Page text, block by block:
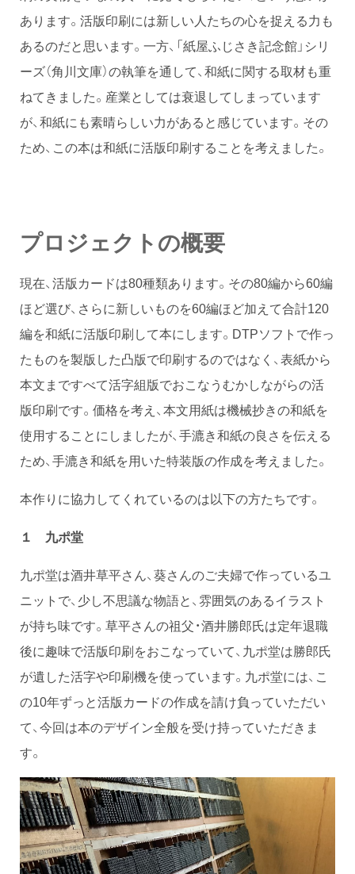
あります。活版印刷には新しい人たちの心を捉える力も
あるのだと思います。一方、「紙屋ふじさき記念館」シリ
ーズ（角川文庫）の執筆を通して、和紙に関する取材も重
ねてきました。産業としては衰退してしまっています
が、和紙にも素晴らしい力があると感じています。その
ため、この本は和紙に活版印刷することを考えました。
プロジェクトの概要
現在、活版カードは80種類あります。その80編から60編
ほど選び、さらに新しいものを60編ほど加えて合計120
編を和紙に活版印刷して本にします。DTPソフトで作っ
たものを製版した凸版で印刷するのではなく、表紙から
本文まですべて活字組版でおこなうむかしながらの活
版印刷です。価格を考え、本文用紙は機械抄きの和紙を
使用することにしましたが、手漉き和紙の良さを伝える
ため、手漉き和紙を用いた特装版の作成を考えました。
本作りに協力してくれているのは以下の方たちです。
１ 九ポ堂
九ポ堂は酒井草平さん、葵さんのご夫婦で作っているユ
ニットで、少し不思議な物語と、雰囲気のあるイラスト
が持ち味です。草平さんの祖父・酒井勝郎氏は定年退職
後に趣味で活版印刷をおこなっていて、九ポ堂は勝郎氏
が遺した活字や印刷機を使っています。九ポ堂には、こ
の10年ずっと活版カードの作成を請け負っていただい
て、今回は本のデザイン全般を受け持っていただきま
す。